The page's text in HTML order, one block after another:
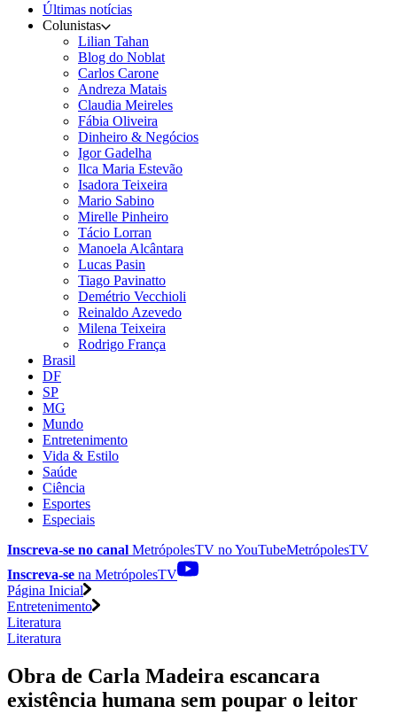
Últimas notícias
Colunistas
Lilian Tahan
Blog do Noblat
Carlos Carone
Andreza Matais
Claudia Meireles
Fábia Oliveira
Dinheiro & Negócios
Igor Gadelha
Ilca Maria Estevão
Isadora Teixeira
Mario Sabino
Mirelle Pinheiro
Tácio Lorran
Manoela Alcântara
Lucas Pasin
Tiago Pavinatto
Demétrio Vecchioli
Reinaldo Azevedo
Milena Teixeira
Rodrigo França
Brasil
DF
SP
MG
Mundo
Entretenimento
Vida & Estilo
Saúde
Ciência
Esportes
Especiais
Inscreva-se no canal MetrópolesTV noYouTubeMetrópolesTV
Inscreva-se na MetrópolesTV
Página Inicial
Entretenimento
Literatura
Literatura
Obra de Carla Madeira escancara
existência humana sem poupar o leitor